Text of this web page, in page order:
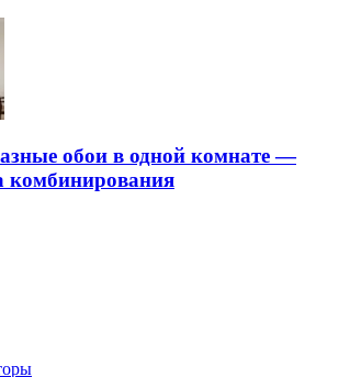
обои в одной комнате —
комбинирования